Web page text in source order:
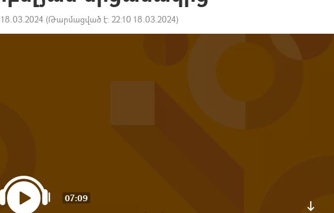
(Թարմացված է: 22:10 18.03.2024)
07:09